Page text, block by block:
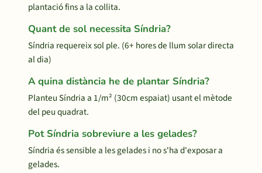
plantació fins a la collita.
Quant de sol necessita Síndria?
Síndria requereix sol ple. (6+ hores de llum solar directa
al dia)
A quina distància he de plantar Síndria?
Planteu Síndria a 1/m² (30cm espaiat) usant el mètode
del peu quadrat.
Pot Síndria sobreviure a les gelades?
Síndria és sensible a les gelades i no s'ha d'exposar a
gelades.